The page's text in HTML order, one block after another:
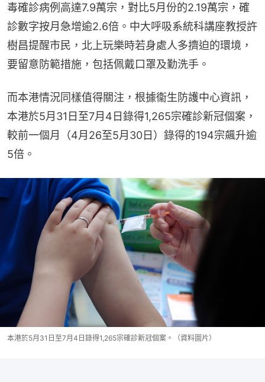
毒確診病例高達7.9萬宗，對比5月份的2.19萬宗，確
診數字按月急增逾2.6倍。中大呼吸系統科講座教授許
樹昌提醒市民，北上玩樂時若身處人多擠迫的環境，
要留意防範措施，包括佩戴口罩及勤洗手。
而本港情況同樣值得關注，根據衞生防護中心資訊，
本港於5月31日至7月4日錄得1,265宗確診新冠個案，
較前一個月（4月26至5月30日）錄得的194宗飆升逾
5倍。
本港於5月31日至7月4日錄得1,265宗確診新冠個案。（資料圖片）